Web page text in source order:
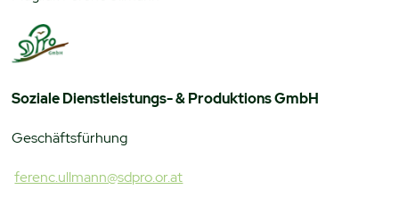
Soziale Dienstleistungs- & Produktions GmbH
Geschäftsfürhung
ferenc.ullmann@sdpro.or.at